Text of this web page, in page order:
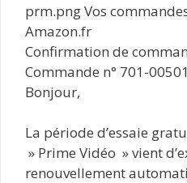
prm.png Vos
Amazon.fr
Confirmation de
Commande n° 701-
Bonjour,
La période d’essaie
» Prime Vidéo » vient
renouvellement